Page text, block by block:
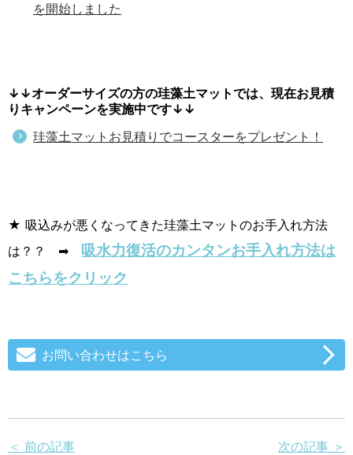
を開始しました
↓↓オーダーサイズの方の珪藻土マットでは、現在お見積
りキャンペーンを実施中です↓↓
珪藻土マットお見積りでコースターをプレゼント！
★ 吸込みが悪くなってきた珪藻土マットのお手入れ方法
は？？ ➡ 吸水力復活のカンタンお手入れ方法は
こちらをクリック
お問い合わせはこちら
＜ 前の記事 次の記事 ＞